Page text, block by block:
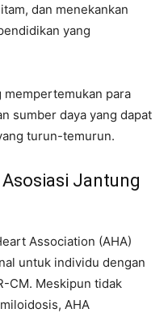
dan menekankan
yang
mempertemukan para
sumber daya yang dapat
turun-temurun.
Jantung
Association (AHA)
untuk individu dengan
CM. Meskipun tidak
AHA